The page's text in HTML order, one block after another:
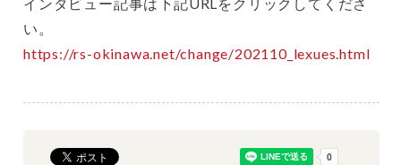
い。
https://rs-okinawa.net/change/202110_lexues.html